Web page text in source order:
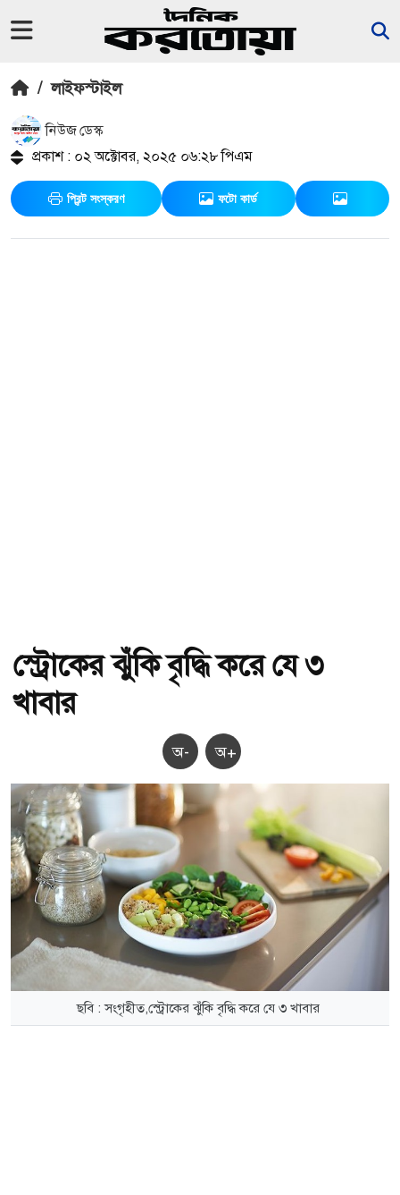
/ লাইফস্টাইল
নিউজ ডেস্ক
প্রকাশ : ০২ অক্টোবর, ২০২৫ ০৬:২৮ পিএম
প্রিন্ট সংস্করণ ফটো কার্ড
স্ট্রোকের ঝুঁকি বৃদ্ধি করে যে ৩
খাবার
অ- অ+
ছবি : সংগৃহীত,স্ট্রোকের ঝুঁকি বৃদ্ধি করে যে ৩ খাবার